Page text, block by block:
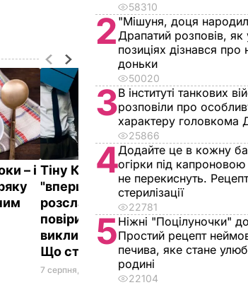
– і Тіну Кароль, яка
"вперше за життя
розслабилась і
повірила почуттям",
викликали на допит.
Що сталося
7 серпня, 17.26 БУЛЬВАР
Лише три
й кілька
морозиво
7 серпня, 16.17
58310
2 "Мішуня, доця
Драпатий розповів, як
позиціях дізнався
доньки
50020
3В інституті танкових
розповіли про
характеру головкома
25866
4Додайте це в кожну
огірки під
не перекиснуть.
стерилізації
22781
5Ніжні "Поцілуночки"
Простий рецепт
печива, яке стане
родині
22104